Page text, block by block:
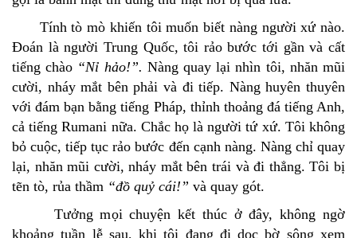
Tính tò mò khiến tôi muốn biết nàng người xứ nào.
Ðoán là người Trung Quốc, tôi rảo bước tới gần và cất
tiếng chào “Nỉ hảo!”. Nàng quay lại nhìn tôi, nhăn mũi
cười, nháy mắt bên phải và đi tiếp. Nàng huyên thuyên
với đám bạn bằng tiếng Pháp, thỉnh thoảng đá tiếng Anh,
cả tiếng Rumani nữa. Chắc họ là người tứ xứ. Tôi không
bỏ cuộc, tiếp tục rảo bước đến cạnh nàng. Nàng chỉ quay
lại, nhăn mũi cười, nháy mắt bên trái và đi thẳng. Tôi bị
tẽn tò, rủa thầm “đồ quỷ cái!” và quay gót.
Tưởng mọi chuyện kết thúc ở đây, không ngờ
khoảng tuần lễ sau, khi tôi đang đi dọc bờ sông xem